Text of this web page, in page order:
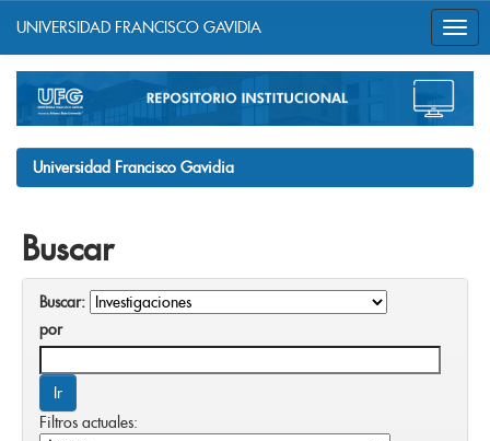
navigation
UNIVERSIDAD FRANCISCO GAVIDIA
Universidad Francisco Gavidia
Buscar
Buscar:
por
Filtros actuales: